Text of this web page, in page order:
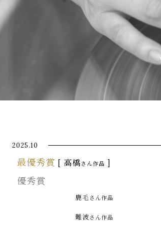
芸・体験陶芸は福岡市の陶芸教室赤ぴーまん
2025.10
最優秀賞 [ 高橋さん作品 ]
優秀賞
鹿毛さん作品
難波さん作品